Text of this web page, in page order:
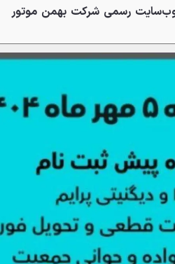
رسمی شرکت بهمن موتور